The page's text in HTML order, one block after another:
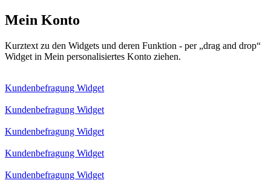
Mein Konto
Kurztext zu den Widgets und deren Funktion - per „drag and drop“
Widget in Mein personalisiertes Konto ziehen.
Kundenbefragung Widget
Kundenbefragung Widget
Kundenbefragung Widget
Kundenbefragung Widget
Kundenbefragung Widget